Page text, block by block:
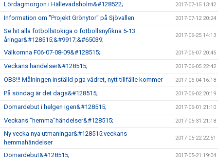
Lördagmorgon i Hällevadsholm&#128522; 2017-07-15 13:42
Information om "Projekt Grönytor" på Sjövallen 2017-07-12 20:24
Se hit alla fotbollstokiga o fotbollsnyfikna 5-13
åringar&#128515;&#9917;&#65039;
2017-06-25 14:13
Välkomna F06-07-08-09&#128515; 2017-06-07 20:45
Veckans händelser&#128515; 2017-06-05 22:42
OBS!!! Målningen inställd pga vädret, nytt tillfälle kommer 2017-06-04 16:18
På söndag är det dags&#128515; 2017-06-02 20:19
Domardebut i helgen igen&#128515; 2017-06-01 21:10
Veckans "hemma"händelser&#128515; 2017-05-31 21:18
Ny vecka nya utmaningar&#128515;veckans
hemmahändelser
2017-05-22 22:51
Domardebut&#128515; 2017-05-21 19:04